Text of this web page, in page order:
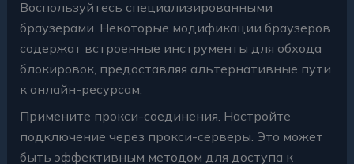
Воспользуйтесь специализированными
браузерами. Некоторые модификации браузеров
содержат встроенные инструменты для обхода
блокировок, предоставляя альтернативные пути
к онлайн-ресурсам.
Примените прокси-соединения. Настройте
подключение через прокси-серверы. Это может
быть эффективным методом для доступа к